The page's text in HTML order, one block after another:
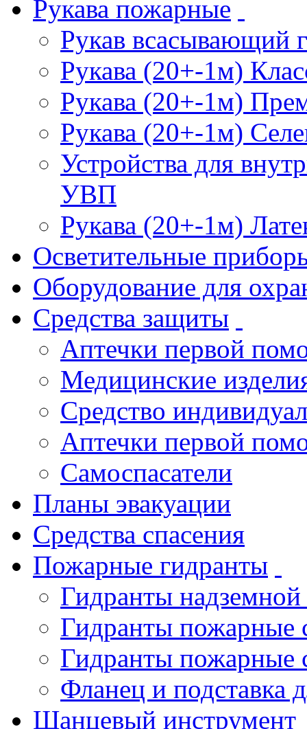
Рукава пожарные
Рукав всасывающий
Рукава (20+-1м)
Рукава (20+-1м)
Рукава (20+-1м)
Устройства для
УВП
Рукава (20+-1м)
Осветительные
Оборудование для
Средства защиты
Аптечки первой
Медицинские
Средство
Аптечки первой
Самоспасатели
Планы эвакуации
Средства спасения
Пожарные гидранты
Гидранты
Гидранты пожарные
Гидранты пожарные
Фланец и подставка
Шанцевый инструмент